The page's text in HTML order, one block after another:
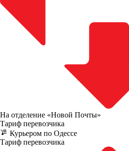
На отделение «Новой Почты»
Тариф перевозчика
Курьером по Одессе
Тариф перевозчика